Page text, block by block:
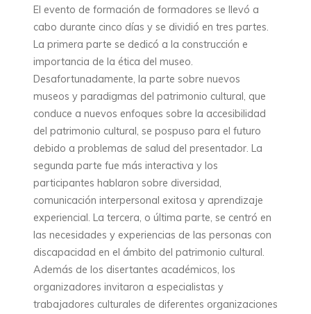
El evento de formación de formadores se llevó a
cabo durante cinco días y se dividió en tres partes.
La primera parte se dedicó a la construcción e
importancia de la ética del museo.
Desafortunadamente, la parte sobre nuevos
museos y paradigmas del patrimonio cultural, que
conduce a nuevos enfoques sobre la accesibilidad
del patrimonio cultural, se pospuso para el futuro
debido a problemas de salud del presentador. La
segunda parte fue más interactiva y los
participantes hablaron sobre diversidad,
comunicación interpersonal exitosa y aprendizaje
experiencial. La tercera, o última parte, se centró en
las necesidades y experiencias de las personas con
discapacidad en el ámbito del patrimonio cultural.
Además de los disertantes académicos, los
organizadores invitaron a especialistas y
trabajadores culturales de diferentes organizaciones